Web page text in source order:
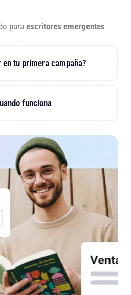
para escritores emergentes
tu primera campaña?
funciona